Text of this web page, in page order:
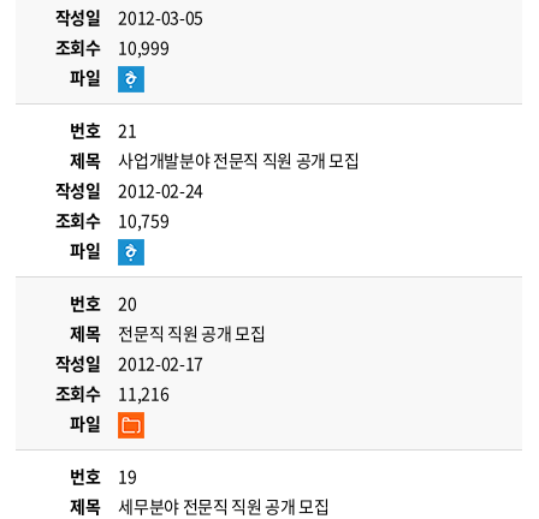
작성일
2012-03-05
조회수
10,999
파일
번호
21
제목
사업개발분야 전문직 직원 공개 모집
작성일
2012-02-24
조회수
10,759
파일
번호
20
제목
전문직 직원 공개 모집
작성일
2012-02-17
조회수
11,216
파일
번호
19
제목
세무분야 전문직 직원 공개 모집